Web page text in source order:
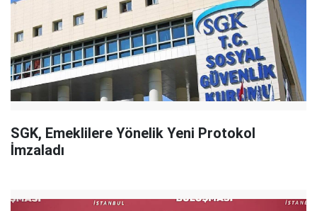
SGK, Emeklilere Yönelik Yeni Protokol
İmzaladı